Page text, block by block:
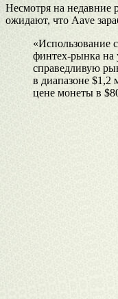
Несмотря на недавние
ожидают, что Aave
«Использование
финтех-рынка на
справедливую
в диапазоне $1,2
цене монеты в